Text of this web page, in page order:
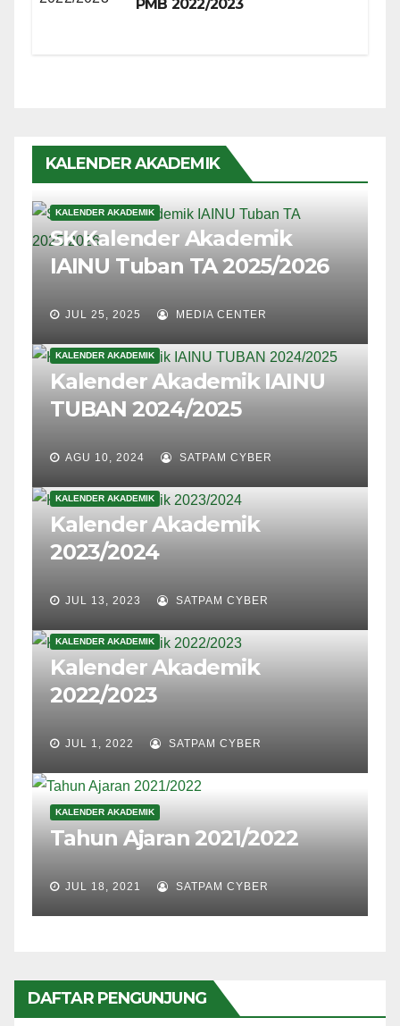
PMB 2022/2023
KALENDER AKADEMIK
KALENDER AKADEMIK
SK Kalender Akademik
IAINU Tuban TA 2025/2026
JUL 25, 2025 MEDIA CENTER
KALENDER AKADEMIK
Kalender Akademik IAINU
TUBAN 2024/2025
AGU 10, 2024 SATPAM CYBER
KALENDER AKADEMIK
Kalender Akademik
2023/2024
JUL 13, 2023 SATPAM CYBER
KALENDER AKADEMIK
Kalender Akademik
2022/2023
JUL 1, 2022 SATPAM CYBER
KALENDER AKADEMIK
Tahun Ajaran 2021/2022
JUL 18, 2021 SATPAM CYBER
DAFTAR PENGUNJUNG